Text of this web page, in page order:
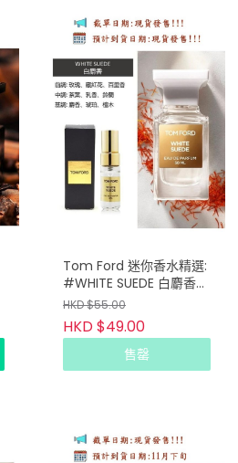
Tom Ford 迷你香水精選:
#WHITE SUEDE 白麝香
4ml (專櫃)
HKD $55.00
HKD $49.00
售罄